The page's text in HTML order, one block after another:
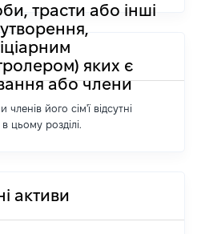
трасти або інші
яких є
або члени
його сім'ї відсутні
цьому розділі.
активи